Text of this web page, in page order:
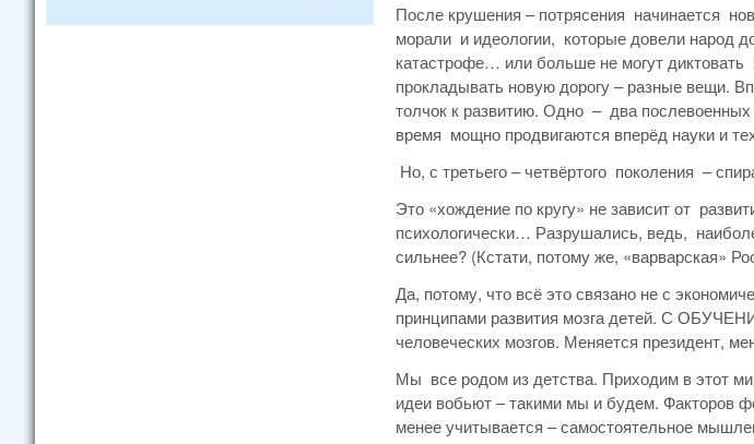
После крушения – потрясения начинается
морали и идеологии, которые довели народ
катастрофе… или больше не могут диктовать
прокладывать новую дорогу – разные вещи.
толчок к развитию. Одно – два
время мощно продвигаются вперёд науки и
Но, с третьего – четвёртого поколения –
Это «хождение по кругу» не зависит от
психологически… Разрушались, ведь,
сильнее? (Кстати, потому же, «варварская»
Да, потому, что всё это связано не с
принципами развития мозга детей. С
человеческих мозгов. Меняется президент,
Мы все родом из детства. Приходим в этот
идеи вобьют – такими мы и будем. Факторов
менее учитывается – самостоятельное